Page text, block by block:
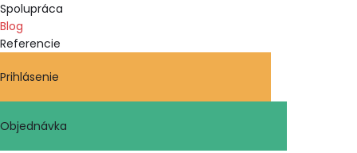
Spolupráca
Blog
Referencie
Prihlásenie
Objednávka